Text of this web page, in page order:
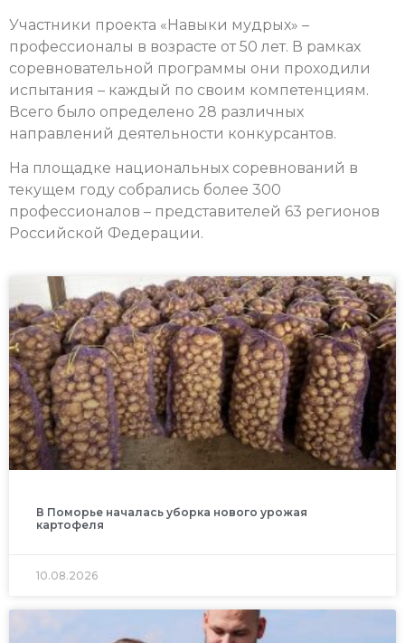
Участники проекта «Навыки мудрых» –
профессионалы в возрасте от 50 лет. В рамках
соревновательной программы они проходили
испытания – каждый по своим компетенциям.
Всего было определено 28 различных
направлений деятельности конкурсантов.
На площадке национальных соревнований в
текущем году собрались более 300
профессионалов – представителей 63 регионов
Российской Федерации.
В Поморье началась уборка нового урожая
картофеля
10.08.2026